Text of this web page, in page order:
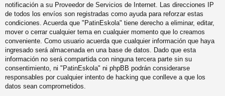
notificación a su Proveedor de Servicios de Internet. Las direcciones IP
de todos los envíos son registradas como ayuda para reforzar estas
condiciones. Acuerda que "PatinEskola" tiene derecho a eliminar, editar,
mover o cerrar cualquier tema en cualquier momento que lo creamos
conveniente. Como usuario acuerda que cualquier información que haya
ingresado será almacenada en una base de datos. Dado que esta
información no será compartida con ninguna tercera parte sin su
consentimiento, ni "PatinEskola" ni phpBB podrán considerarse
responsables por cualquier intento de hacking que conlleve a que los
datos sean comprometidos.